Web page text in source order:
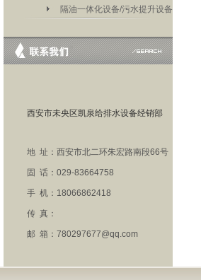
隔油一体化设备/污水提升设备
西安市未央区凯泉给排水设备经销部
地 址：西安市北二环朱宏路南段66号
固 话：029-83664758
手 机：18066862418
传 真：
邮 箱：780297677@qq.com